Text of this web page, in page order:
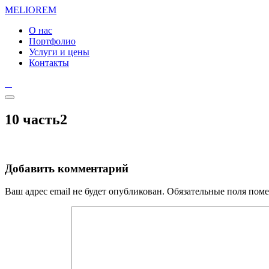
MELIOREM
О нас
Портфолио
Услуги и цены
Контакты
10 часть2
Добавить комментарий
Ваш адрес email не будет опубликован. Обязательные поля